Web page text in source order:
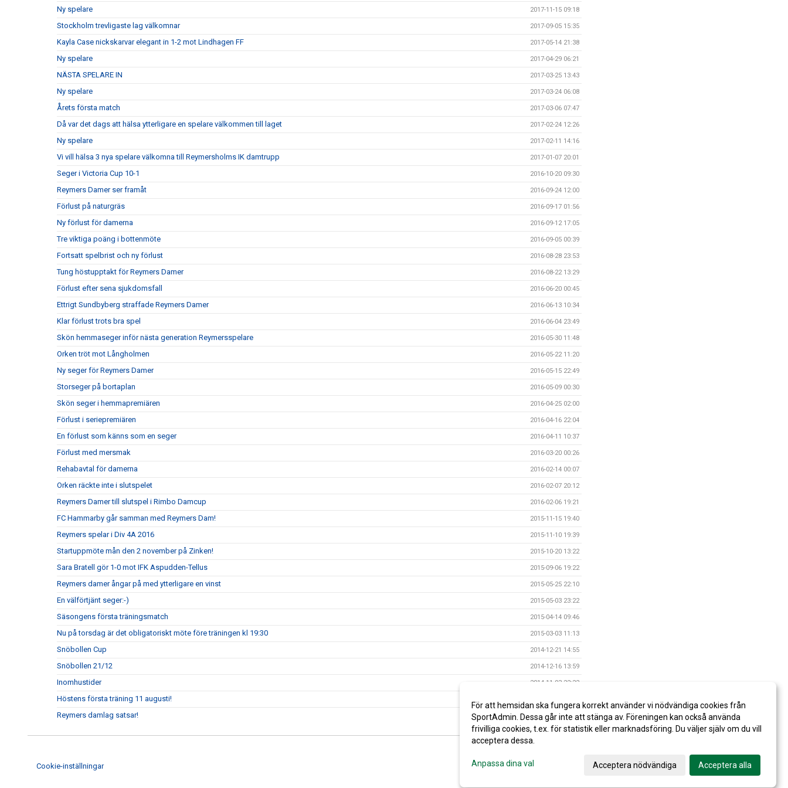
Ny spelare 2017-11-15 09:18
Stockholm trevligaste lag välkomnar 2017-09-05 15:35
Kayla Case nickskarvar elegant in 1-2 mot Lindhagen FF 2017-05-14 21:38
Ny spelare 2017-04-29 06:21
NÄSTA SPELARE IN 2017-03-25 13:43
Ny spelare 2017-03-24 06:08
Årets första match 2017-03-06 07:47
Då var det dags att hälsa ytterligare en spelare välkommen till laget 2017-02-24 12:26
Ny spelare 2017-02-11 14:16
Vi vill hälsa 3 nya spelare välkomna till Reymersholms IK damtrupp 2017-01-07 20:01
Seger i Victoria Cup 10-1 2016-10-20 09:30
Reymers Damer ser framåt 2016-09-24 12:00
Förlust på naturgräs 2016-09-17 01:56
Ny förlust för damerna 2016-09-12 17:05
Tre viktiga poäng i bottenmöte 2016-09-05 00:39
Fortsatt spelbrist och ny förlust 2016-08-28 23:53
Tung höstupptakt för Reymers Damer 2016-08-22 13:29
Förlust efter sena sjukdomsfall 2016-06-20 00:45
Ettrigt Sundbyberg straffade Reymers Damer 2016-06-13 10:34
Klar förlust trots bra spel 2016-06-04 23:49
Skön hemmaseger inför nästa generation Reymersspelare 2016-05-30 11:48
Orken tröt mot Långholmen 2016-05-22 11:20
Ny seger för Reymers Damer 2016-05-15 22:49
Storseger på bortaplan 2016-05-09 00:30
Skön seger i hemmapremiären 2016-04-25 02:00
Förlust i seriepremiären 2016-04-16 22:04
En förlust som känns som en seger 2016-04-11 10:37
Förlust med mersmak 2016-03-20 00:26
Rehabavtal för damerna 2016-02-14 00:07
Orken räckte inte i slutspelet 2016-02-07 20:12
Reymers Damer till slutspel i Rimbo Damcup 2016-02-06 19:21
FC Hammarby går samman med Reymers Dam! 2015-11-15 19:40
Reymers spelar i Div 4A 2016 2015-11-10 19:39
Startuppmöte mån den 2 november på Zinken! 2015-10-20 13:22
Sara Bratell gör 1-0 mot IFK Aspudden-Tellus 2015-09-06 19:22
Reymers damer ångar på med ytterligare en vinst 2015-05-25 22:10
En välförtjänt seger:-) 2015-05-03 23:22
Säsongens första träningsmatch 2015-04-14 09:46
Nu på torsdag är det obligatoriskt möte före träningen kl 19:30 2015-03-03 11:13
Snöbollen Cup 2014-12-21 14:55
Snöbollen 21/12 2014-12-16 13:59
Inomhustider 2014-11-03 22:22
Höstens första träning 11 augusti!
Reymers damlag satsar! 2014-04-01 22:53
Cookie-inställningar
För att hemsidan ska fungera korrekt använder vi nödvändiga cookies från
SportAdmin. Dessa går inte att stänga av. Föreningen kan också använda
frivilliga cookies, t.ex. för statistik eller marknadsföring. Du väljer själv om du vill
acceptera dessa.
Anpassa dina val Acceptera nödvändiga Acceptera alla